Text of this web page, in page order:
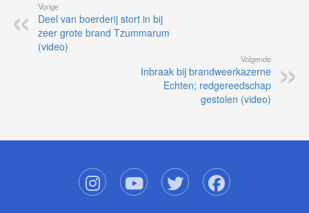
Vorige
Deel van boerderij stort in bij
zeer grote brand Tzummarum
(video)
Volgende
Inbraak bij brandweerkazerne
Echten; redgereedschap
gestolen (video)